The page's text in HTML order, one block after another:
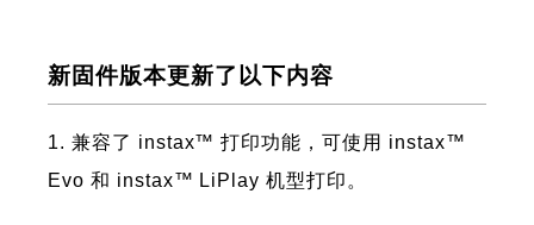
新固件版本更新了以下内容
1. 兼容了 instax™ 打印功能，可使用 instax™
Evo 和 instax™ LiPlay 机型打印。